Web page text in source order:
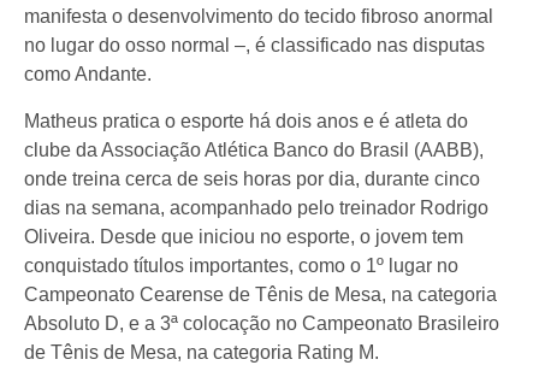
manifesta o desenvolvimento do tecido fibroso anormal
no lugar do osso normal –, é classificado nas disputas
como Andante.
Matheus pratica o esporte há dois anos e é atleta do
clube da Associação Atlética Banco do Brasil (AABB),
onde treina cerca de seis horas por dia, durante cinco
dias na semana, acompanhado pelo treinador Rodrigo
Oliveira. Desde que iniciou no esporte, o jovem tem
conquistado títulos importantes, como o 1º lugar no
Campeonato Cearense de Tênis de Mesa, na categoria
Absoluto D, e a 3ª colocação no Campeonato Brasileiro
de Tênis de Mesa, na categoria Rating M.